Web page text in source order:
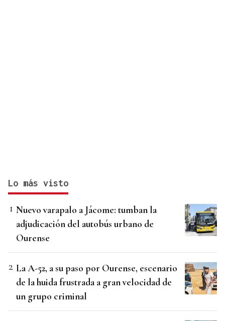
Lo más visto
Nuevo varapalo a Jácome: tumban la
adjudicación del autobús urbano de
Ourense
La A-52, a su paso por Ourense, escenario
de la huida frustrada a gran velocidad de
un grupo criminal